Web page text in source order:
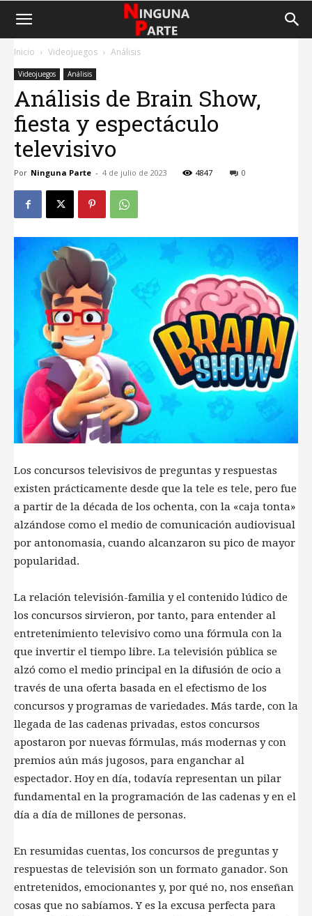
Inicio Videojuegos Análisis
Videojuegos Análisis
Análisis de Brain Show,
fiesta y espectáculo
televisivo
Por Ninguna Parte - 4 de julio de 2023 4847 0
Los concursos televisivos de preguntas y respuestas
existen prácticamente desde que la tele es tele, pero fue
a partir de la década de los ochenta, con la «caja tonta»
alzándose como el medio de comunicación audiovisual
por antonomasia, cuando alcanzaron su pico de mayor
popularidad.
La relación televisión-familia y el contenido lúdico de
los concursos sirvieron, por tanto, para entender al
entretenimiento televisivo como una fórmula con la
que invertir el tiempo libre. La televisión pública se
alzó como el medio principal en la difusión de ocio a
través de una oferta basada en el efectismo de los
concursos y programas de variedades. Más tarde, con la
llegada de las cadenas privadas, estos concursos
apostaron por nuevas fórmulas, más modernas y con
premios aún más jugosos, para enganchar al
espectador. Hoy en día, todavía representan un pilar
fundamental en la programación de las cadenas y en el
día a día de millones de personas.
En resumidas cuentas, los concursos de preguntas y
respuestas de televisión son un formato ganador. Son
entretenidos, emocionantes y, por qué no, nos enseñan
cosas que no sabíamos. Y es la excusa perfecta para